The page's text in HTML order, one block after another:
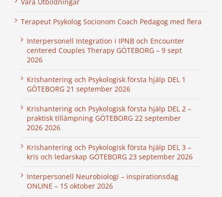
Våra Utbildningar
Terapeut Psykolog Socionom Coach Pedagog med flera
Interpersonell Integration i IPNB och Encounter
centered Couples Therapy GÖTEBORG – 9 sept
2026
Krishantering och Psykologisk första hjälp DEL 1
GÖTEBORG 21 september 2026
Krishantering och Psykologisk första hjälp DEL 2 –
praktisk tillämpning GÖTEBORG 22 september
2026 2026
Krishantering och Psykologisk första hjälp DEL 3 –
kris och ledarskap GÖTEBORG 23 september 2026
Interpersonell Neurobiologi – inspirationsdag
ONLINE – 15 oktober 2026